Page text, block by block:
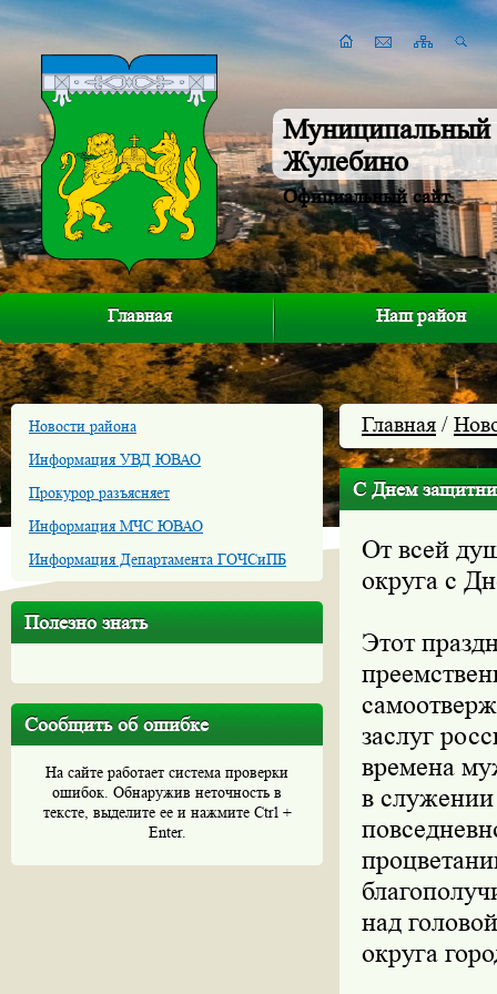
Муниципальный
Жулебино
Официальный сайт
Главная Наш район
Новости района
Информация УВД ЮВАО
Прокурор разъясняет
Информация МЧС ЮВАО
Информация Департамента ГОЧСиПБ
Полезно знать
Сообщить об ошибке
На сайте работает система проверки
ошибок. Обнаружив неточность в
тексте, выделите ее и нажмите Ctrl +
Enter.
Главная /
С Днем
От всей
округа с
Этот
заслуг
времена
в
над
округа